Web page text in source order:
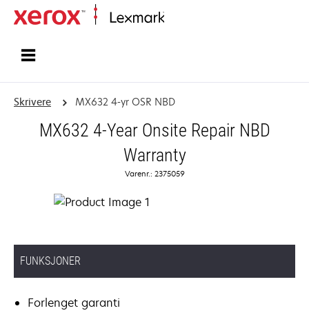
Skrivere MX632 4-yr OSR NBD
MX632 4-Year Onsite Repair NBD
Warranty
Varenr.: 2375059
FUNKSJONER
Forlenget garanti